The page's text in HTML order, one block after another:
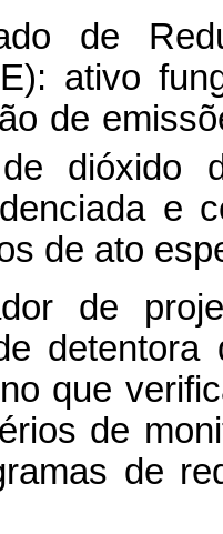
de
ativo
de
dióxido
e
de ato
de
que
de
de